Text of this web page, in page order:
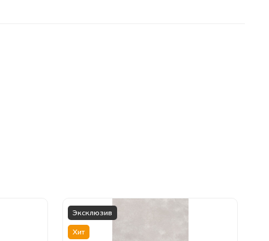
Эксклюзив
Хит